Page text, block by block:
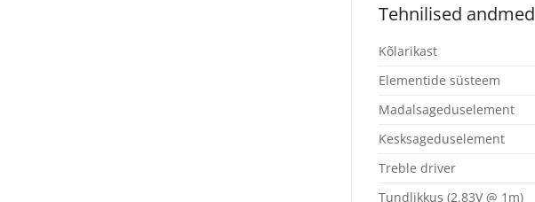
Tehnilised andmed
Kõlarikast
Elementide süsteem
Madalsageduselement
Kesksageduselement
Treble driver
Tundlikkus (2.83V @ 1m)